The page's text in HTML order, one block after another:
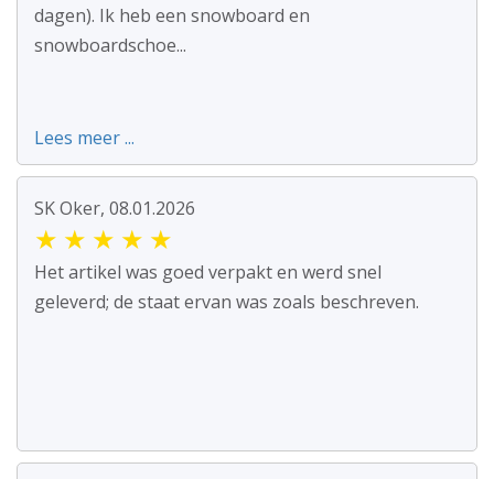
dagen). Ik heb een snowboard en
snowboardschoe...
Lees meer ...
SK Oker, 08.01.2026
★ ★ ★ ★ ★
Het artikel was goed verpakt en werd snel
geleverd; de staat ervan was zoals beschreven.